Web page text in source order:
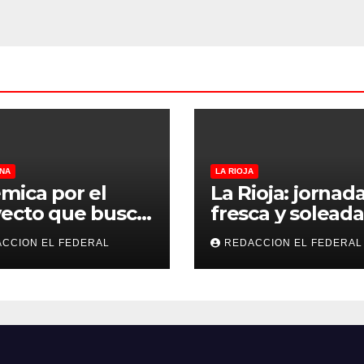
por el
que busca
criaderos y
de perros y
denuncian
EL FEDERAL
LA RIOJA
La Rioja:
fresca y soleada
este jueves, con
temperaturas
estables para el
REDACCION EL FEDERAL